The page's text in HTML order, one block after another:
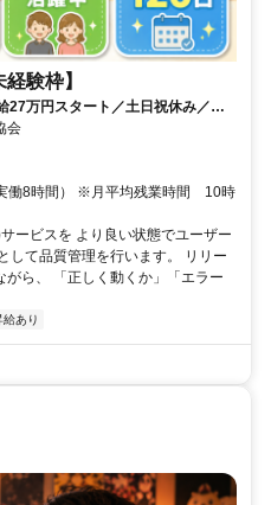
験枠】
27万円スタート／土日祝休み／年
会
働8時間） ※月平均残業時間 10時
ービスを より良い状態でユーザー
して品質管理を行います。 リリー
がら、 「正しく動くか」「エラー
給あり